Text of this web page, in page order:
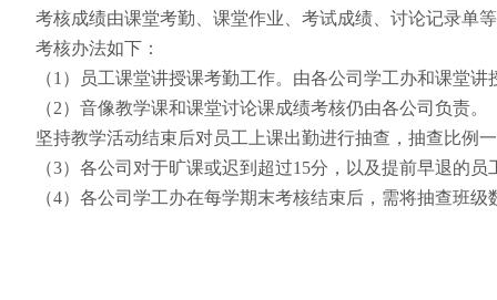
考核成绩由课堂考勤、课堂作业、考试成绩、讨论记录单
考核办法如下：
（1 ）员工课堂讲授课考勤工作。由各公司学工办和课堂讲
（2）音像教学课和课堂讨论课成绩考核仍由各公司负责。
坚持教学活动结束后对员工上课出勤进行抽查，抽查比例
（3）各公司对于旷课或迟到超过15分，以及提前早退的员
（4）各公司学工办在每学期末考核结束后，需将抽查班